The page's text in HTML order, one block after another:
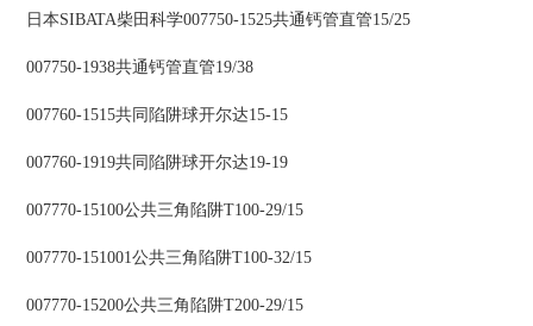
日本SIBATA柴田科学007750-1525共通钙管直管15/25
007750-1938共通钙管直管19/38
007760-1515共同陷阱球开尔达15-15
007760-1919共同陷阱球开尔达19-19
007770-15100公共三角陷阱T100-29/15
007770-151001公共三角陷阱T100-32/15
007770-15200公共三角陷阱T200-29/15